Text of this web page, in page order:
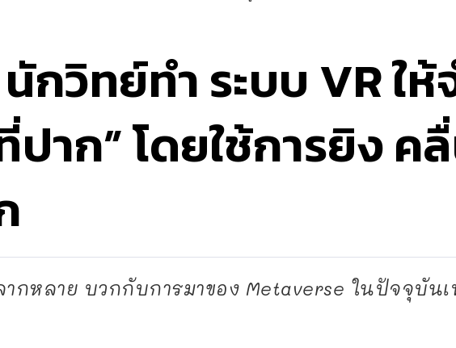
กวิทย์ทำ ระบบ VR ให้
าก” โดยใช้การยิง ค
กหลาย บวกกับการมาของ Metaverse ในปัจจุบัน